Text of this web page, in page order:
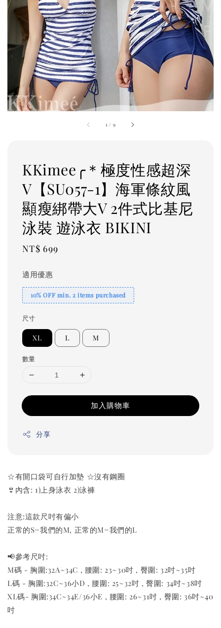
1 / 9
KKimee╭＊極度性感超深
V【SU057-1】海軍條紋風
顯瘦綁帶大V 2件式比基尼
泳裝 遊泳衣 BIKINI
Regular
NT$ 699
適用優惠
10% OFF min. 2 items purchased
尺寸
XL L M
數量
加入購物車
分享
☆有開口袋可自行加墊 ☆沒有鋼圈
👙內含: 1)上身泳衣 2)泳褲
注意:這款尺吋有偏小
正常的S=我們的M, 正常的M=我們的L
📢參考尺吋:
M碼 - 胸圍:32A~34C , 腰圍: 23~30吋 , 臀圍: 32吋~35吋
L碼 - 胸圍:32C~36小D , 腰圍: 25~32吋 , 臀圍: 34吋~38吋
XL碼- 胸圍:34C~34E/36小E , 腰圍: 26~31吋 , 臀圍: 36吋~40
吋